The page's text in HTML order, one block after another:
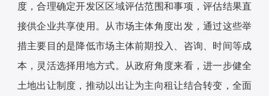
度，合理确定开发区区域评估范围和事项，评估结果直
接供企业共享使用。从市场主体角度出发，通过这些举
措主要目的是降低市场主体前期投入、咨询、时间等成
本，灵活选择用地方式。从政府角度来看，进一步健全
土地出让制度，推动以出让为主向租让结合转变，全面